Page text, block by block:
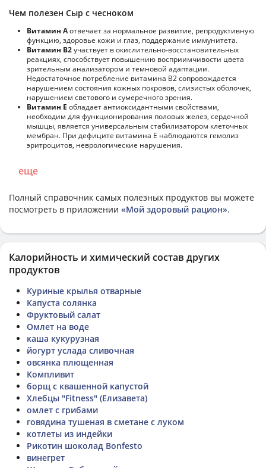
Чем полезен Сыр с чесноком
Витамин Аотвечает за нормальное развитие, репродуктивную
функцию, здоровье кожи и глаз, поддержание иммунитета.
Витамин В2участвует в окислительно-восстановительных
реакциях, способствует повышению восприимчивости цвета
зрительным анализатором и темновой адаптации.
Недостаточное потребление витамина В2 сопровождается
нарушением состояния кожных покровов, слизистых оболочек,
нарушением светового и сумеречного зрения.
Витамин Е обладает антиоксидантными свойствами,
необходим для функционирования половых желез, сердечной
мышцы, является универсальным стабилизатором клеточных
мембран. При дефиците витамина Е наблюдаются гемолиз
эритроцитов, неврологические нарушения.
еще
Полный справочник самых полезных продуктов вы можете
посмотреть в приложении «Мой здоровый рацион».
Калорийность и химический состав других
продуктов
Куриные крылья отварные
Капуста солянка
Фруктовый салат
Омлет на воде
каша кукурузная
йогурт услада сливочная
овсянка плющенная
Компливит
борщ с квашенной капустой
Хлебцы "Fitness" (Елизавета)
омлет с грибами
говядина тушеная в сметане с луком
котлеты из индейки
Рикотин шоколад Bonfesto
винегрет